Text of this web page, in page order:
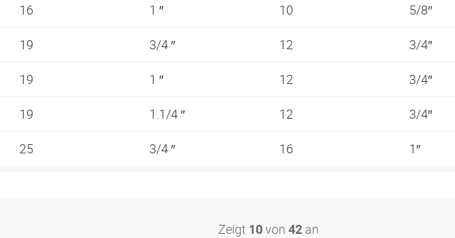
16 1 ″ 10 5/8″
19 3/4 ″ 12 3/4″
19 1 ″ 12 3/4″
19 1.1/4 ″ 12 3/4″
25 3/4 ″ 16 1″
Zeigt 10von 42an